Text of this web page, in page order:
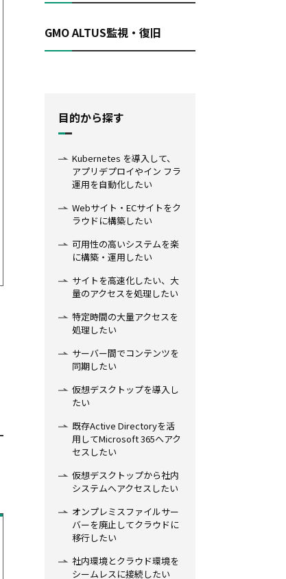
GMO ALTUS監視・復旧
目的から探す
Kubernetes を導入して、
アプリデプロイやイン フラ
運用を自動化したい
Webサイト・ECサイトをク
ラウドに構築したい
可用性の高いシステムを楽
に構築・運用したい
サイトを高速化したい、大
量のアクセスを処理したい
特定時間の大量アクセスを
処理したい
サーバー間でコンテンツを
同期したい
仮想デスクトップを導入し
たい
既存Active Directoryを活
用してMicrosoft 365へアク
セスしたい
仮想デスクトップから社内
システムへアクセスしたい
オンプレミスファイルサー
バーを廃止してクラウドに
移行したい
社内環境とクラウド環境を
シームレスに接続したい